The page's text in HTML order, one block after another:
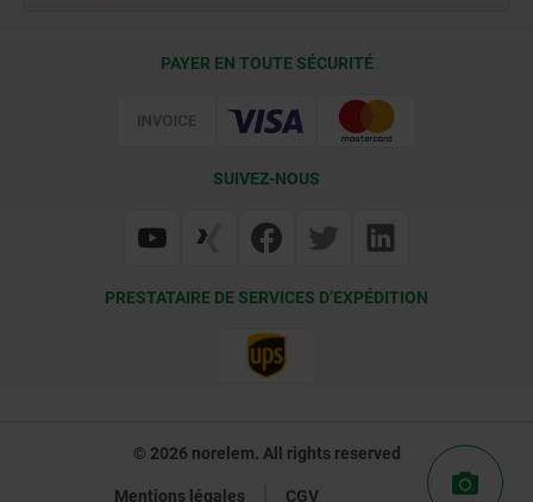
PAYER EN TOUTE SÉCURITÉ
SUIVEZ-NOUS
PRESTATAIRE DE SERVICES D’EXPÉDITION
© 2026 norelem. All rights reserved
Mentions légales CGV